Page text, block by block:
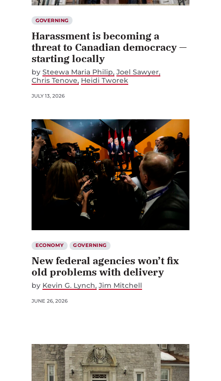
GOVERNING
Harassment is becoming a
threat to Canadian democracy —
starting locally
by Steewa Maria Philip Joel Sawyer
Chris Tenove Heidi Tworek
JULY 13, 2026
ECONOMY GOVERNING
New federal agencies won’t fix
old problems with delivery
by Kevin G. Lynch Jim Mitchell
JUNE 26, 2026